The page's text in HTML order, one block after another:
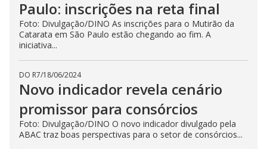
Paulo: inscrições na reta final
Foto: Divulgação/DINO As inscrições para o Mutirão da
Catarata em São Paulo estão chegando ao fim. A
iniciativa...
DO R7/18/06/2024
Novo indicador revela cenário
promissor para consórcios
Foto: Divulgação/DINO O novo indicador divulgado pela
ABAC traz boas perspectivas para o setor de consórcios...